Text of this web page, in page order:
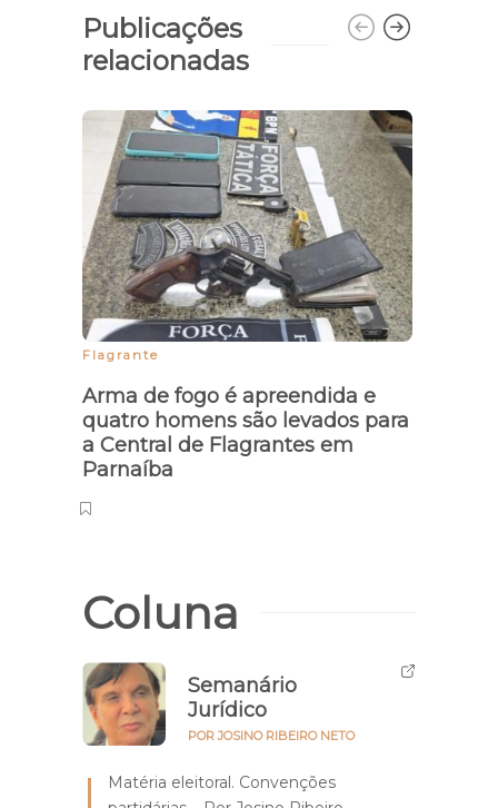
Publicações
relacionadas
Flagrante
Arma de fogo é apreendida e
quatro homens são levados para
a Central de Flagrantes em
Parnaíba
Coluna
Semanário
Jurídico
POR JOSINO RIBEIRO NETO
Matéria eleitoral. Convenções